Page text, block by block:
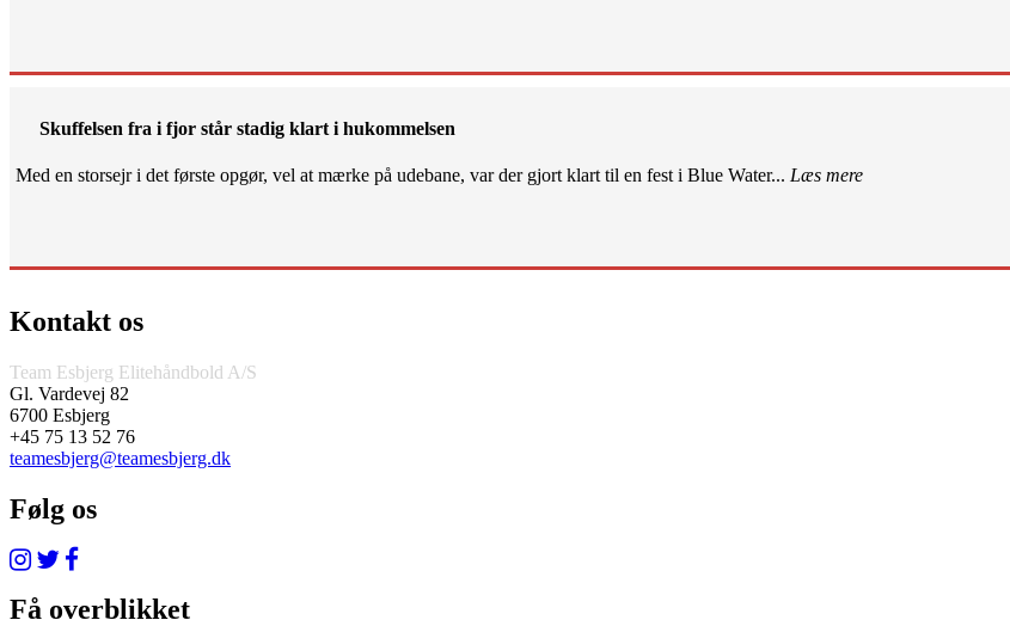
Skuffelsen fra i fjor står stadig klart i hukommelsen
Med en storsejr i det første opgør, vel at mærke på udebane, var der gjort klart til en fest i Blue Water... Læs mere
Kontakt os
Team Esbjerg Elitehåndbold A/S
Gl. Vardevej 82
6700 Esbjerg
+45 75 13 52 76
teamesbjerg@teamesbjerg.dk
Følg os
Få overblikket